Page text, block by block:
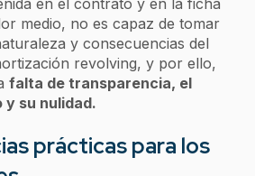
en el contrato y en la ficha
medio, no es capaz de tomar
y consecuencias del
revolving, y por ello,
falta de transparencia, el
su nulidad.
prácticas para los